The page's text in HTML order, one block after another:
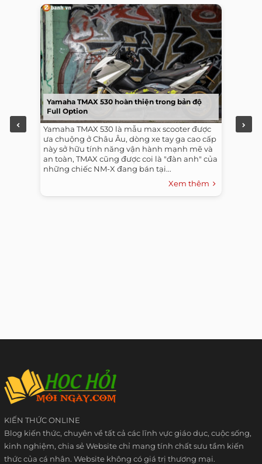
Yamaha TMAX 530 hoàn thiện trong bản độ
Full Option
Yamaha TMAX 530 là mẫu max scooter được
ưa chuộng ở Châu Âu, dòng xe tay ga cao cấp
này sở hữu tính năng vận hành mạnh mẽ và
an toàn, TMAX cũng được coi là "đàn anh" của
những chiếc NM-X đang bán tại...
Xem thêm
KIẾN THỨC ONLINE
Blog kiến thức, chuyên về tất cả các lĩnh vực giáo dục, cuộc sống,
kinh nghiệm, chia sẻ Website chỉ mang tính chất sưu tầm kiến
thức của cá nhân. Website không có giá trị thương mại.